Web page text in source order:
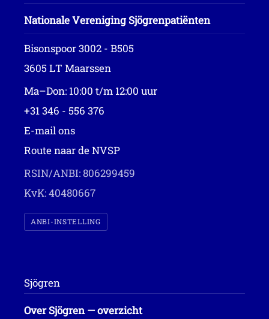
Nationale Vereniging Sjögrenpatiënten
Bisonspoor 3002 - B505
3605 LT Maarssen
Ma–Don: 10:00 t/m 12:00 uur
+31 346 - 556 376
E-mail ons
Route naar de NVSP
RSIN/ANBI: 806299459
KvK: 40480667
ANBI-INSTELLING
Sjögren
Over Sjögren — overzicht